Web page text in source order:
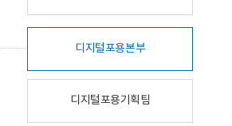
디지털포용본부
디지털포용기획팀